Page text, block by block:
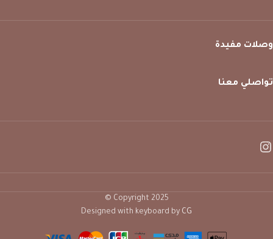
وصلات مفيدة
تواصلي معنا
Copyright 2025 ©
Designed with keyboard by CG